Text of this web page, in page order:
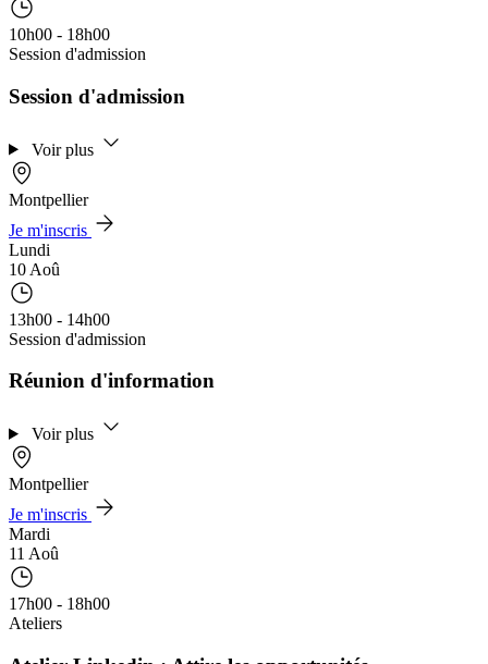
10h00 - 18h00
Session d'admission
Session d'admission
Voir plus
Montpellier
Je m'inscris
Lundi
10 Aoû
13h00 - 14h00
Session d'admission
Réunion d'information
Voir plus
Montpellier
Je m'inscris
Mardi
11 Aoû
17h00 - 18h00
Ateliers